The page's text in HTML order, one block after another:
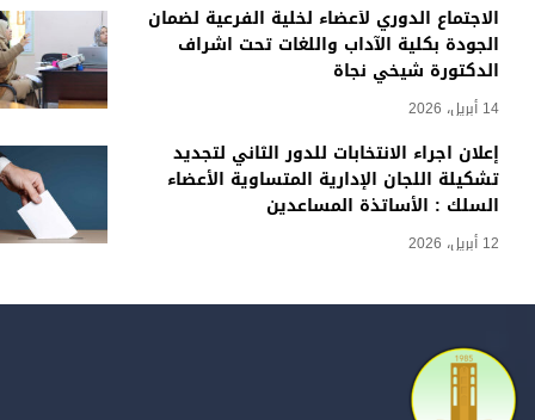
الاجتماع الدوري لأعضاء لخلية الفرعية لضمان
الجودة بكلية الآداب واللغات تحت اشراف
الدكتورة شيخي نجاة
14 أبريل، 2026
إعلان اجراء الانتخابات للدور الثاني لتجديد
تشكيلة اللجان الإدارية المتساوية الأعضاء
السلك : الأساتذة المساعدين
12 أبريل، 2026